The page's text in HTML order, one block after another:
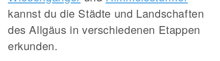
kannst du die Städte und Landschaften
des Allgäus in verschiedenen Etappen
erkunden.